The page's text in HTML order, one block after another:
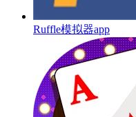
Ruffle模拟器app